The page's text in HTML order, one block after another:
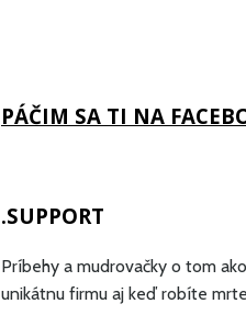
Information
PÁČIM SA TI NA
.SUPPORT
Príbehy a mudrovačky o tom
unikátnu firmu aj keď robíte